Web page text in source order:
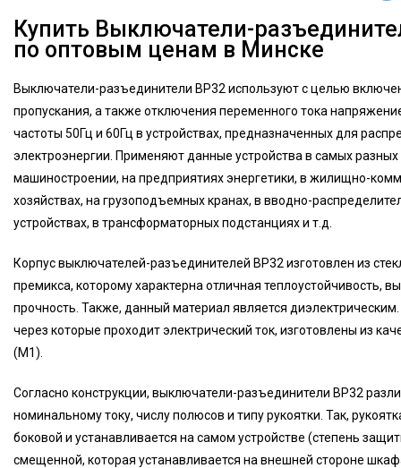
Купить Выключатели-
по оптовым ценам в Минске
Выключатели-разъединители ВР32 используют с целью
пропускания, а также отключения переменного тока
частоты 50Гц и 60Гц в устройствах, предназначенных для
электроэнергии. Применяют данные устройства в самых разных
машиностроении, на предприятиях энергетики, в жилищно-
хозяйствах, на грузоподъемных кранах, в вводно-
устройствах, в трансформаторных подстанциях и т.д.
Корпус выключателей-разъединителей ВР32 изготовлен из
премикса, которому характерна отличная теплоустойчивость,
прочность. Также, данный материал является
через которые проходит электрический ток, изготовлены из
(М1).
Согласно конструкции, выключатели-разъединители ВР32
номинальному току, числу полюсов и типу рукоятки. Так,
боковой и устанавливается на самом устройстве (степень
смещенной, которая устанавливается на внешней стороне